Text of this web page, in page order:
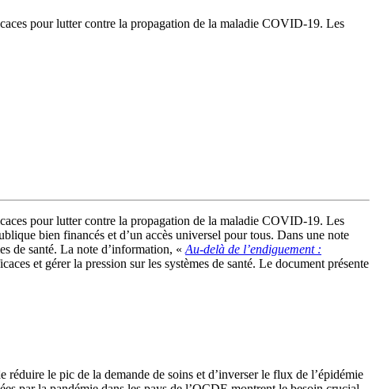
pour lutter contre la propagation de la maladie COVID-19. Les
pour lutter contre la propagation de la maladie COVID-19. Les
bien financés et d’un accès universel pour tous. Dans une note
de santé. La note d’information, « Au-delà de l’endiguement :
et gérer la pression sur les systèmes de santé. Le document présente
réduire le pic de la demande de soins et d’inverser le flux de l’épidémie